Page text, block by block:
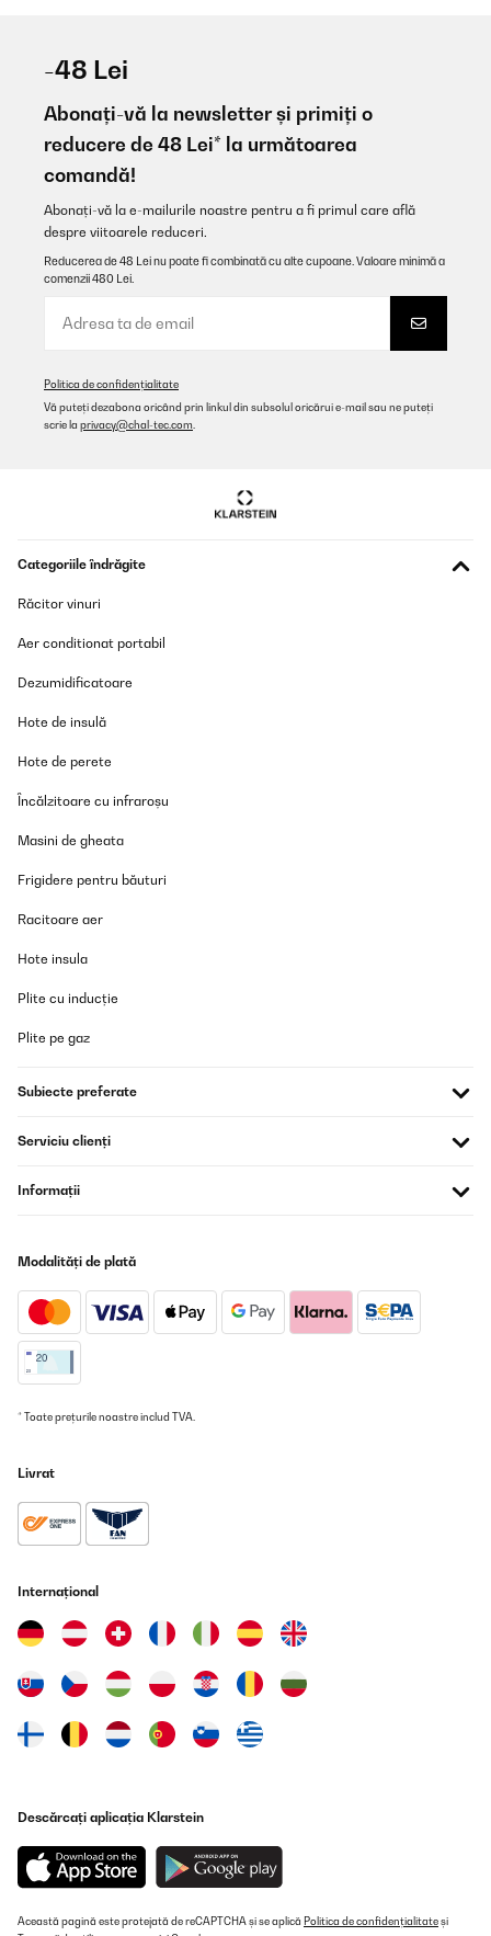
-48 Lei
Abonați-vă la newsletter și primiți o
reducere de 48 Lei* la următoarea
comandă!
Abonați-vă la e-mailurile noastre pentru a fi primul care află
despre viitoarele reduceri.
Reducerea de 48 Lei nu poate fi combinată cu alte cupoane. Valoare minimă a
comenzii 480 Lei.
Politica de confidențialitate
Vă puteți dezabona oricând prin linkul din subsolul oricărui e-mail sau ne puteți
scrie la privacy@chal-tec.com
Categoriile îndrăgite
Răcitor vinuri
Aer conditionat portabil
Dezumidificatoare
Hote de insulă
Hote de perete
Încălzitoare cu infraroșu
Masini de gheata
Frigidere pentru băuturi
Racitoare aer
Hote insula
Plite cu inducție
Plite pe gaz
Subiecte preferate
Serviciu clienți
Informații
Modalități de plată
* Toate prețurile noastre includ TVA.
Livrat
Internațional
Descărcați aplicația Klarstein
Această pagină este protejată de reCAPTCHA și se aplică Politica de confidențialitateși